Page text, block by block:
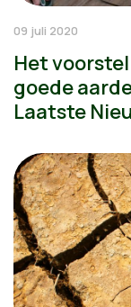
09 juli 2020
Het
goede
Laatste